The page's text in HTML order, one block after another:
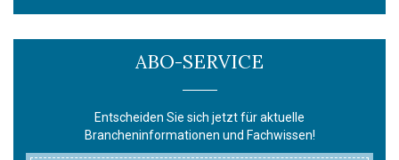
ABO-SERVICE
Entscheiden Sie sich jetzt für aktuelle
Brancheninformationen und Fachwissen!